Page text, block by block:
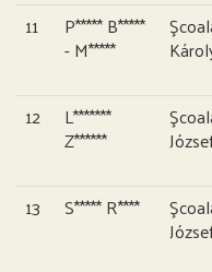
11
P***** B*****
- M*****
12
L*******
Z******
13
S***** R****